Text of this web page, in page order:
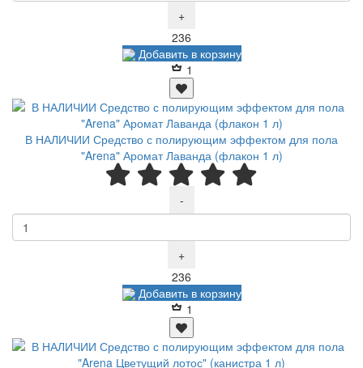
+
236
Добавить в корзину
1
В НАЛИЧИИ Средство с полирующим эффектом для пола
"Arena" Аромат Лаванда (флакон 1 л)
-
+
236
Добавить в корзину
1